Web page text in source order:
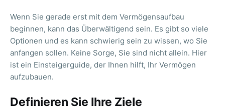
Wenn Sie gerade erst mit dem Vermögensaufbau
beginnen, kann das Überwältigend sein. Es gibt so viele
Optionen und es kann schwierig sein zu wissen, wo Sie
anfangen sollen. Keine Sorge, Sie sind nicht allein. Hier
ist ein Einsteigerguide, der Ihnen hilft, Ihr Vermögen
aufzubauen.
Definieren Sie Ihre Ziele